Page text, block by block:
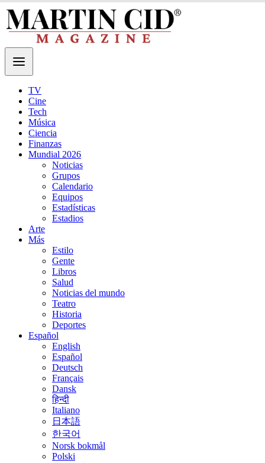
TV
Cine
Tech
Música
Ciencia
Finanzas
Mundial 2026
Noticias
Grupos
Calendario
Equipos
Estadísticas
Estadios
Arte
Más
Estilo
Gente
Libros
Salud
Noticias del mundo
Teatro
Historia
Deportes
Español
English
Español
Deutsch
Français
Dansk
हिन्दी
Italiano
日本語
한국어
Norsk bokmål
Polski